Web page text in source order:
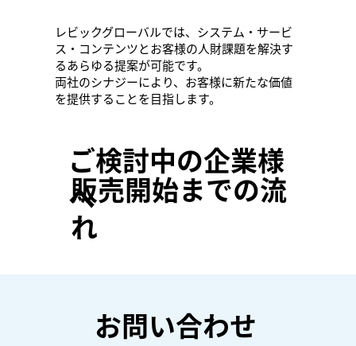
レビックグローバルでは、システム・サービ
ス・コンテンツとお客様の人財課題を解決す
るあらゆる提案が可能です。
両社のシナジーにより、お客様に新たな価値
を提供することを目指します。
​販売開始までの流
れ
​ご検討中の企業様
へ
お問い合わせ